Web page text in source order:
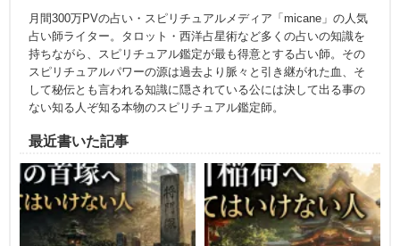
月間300万PVの占い・スピリチュアルメディア「micane」の人気
占い師ライター。タロット・西洋占星術など多くの占いの知識を
持ちながら、スピリチュアル鑑定が最も得意とする占い師。その
スピリチュアルパワーの源は過去より脈々と引き継がれた血、そ
して秘伝とも言われる知識に隠されている公には決して出る事の
ない知る人ぞ知る本物のスピリチュアル鑑定師。
最近書いた記事